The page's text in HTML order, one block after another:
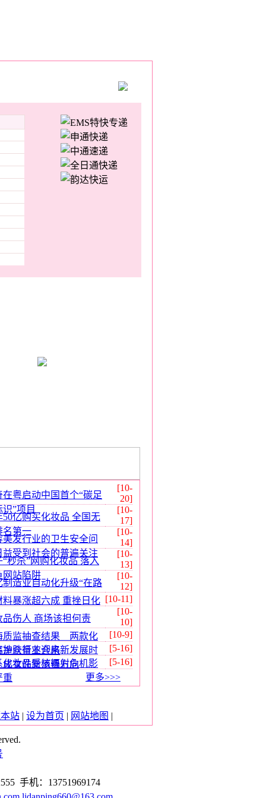
在粤启动中国首个“碳足
识”项目
[10-
20]
50亿购买化妆品 全国无
名第一
[10-
17]
美发行业的卫生安全问
益受到社会的普遍关注
[10-
14]
“秒杀”网购化妆品 落入
网站陷阱
[10-
13]
制造业自动化升级“在路
[10-
12]
料暴涨超六成 重挫日化 [10-11]
品伤人 商场该担何责
[10-
10]
质监抽查结果 两款化
净含量不合格
[10-9]
护肤行业迎来新发展时
成女性新消费方向
[5-16]
化妆品受核辐射危机影
重
[5-16]
更多>>>
站 | 设为首页 | 网站地图 |
手机：13751969174